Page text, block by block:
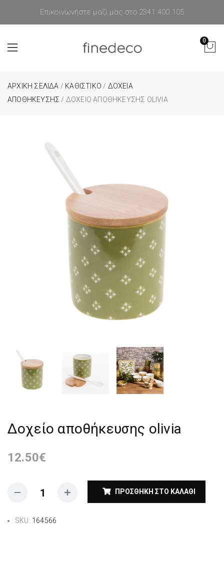
Επικοινωνήστε μαζί μας στο 2341 400 105
0
ΑΡΧΙΚΉ ΣΕΛΊΔΑ / ΚΑΘΙΣΤΙΚΟ / ΔΟΧΕΙΑ
ΑΠΟΘΗΚΕΥΣΗΣ / ΔΟΧΕΊΟ ΑΠΟΘΉΚΕΥΣΗΣ OLIVIA
Δοχείο αποθήκευσης olivia
12.50€
ΠΡΟΣΘΉΚΗ ΣΤΟ ΚΑΛΆΘΙ
SKU: 164566